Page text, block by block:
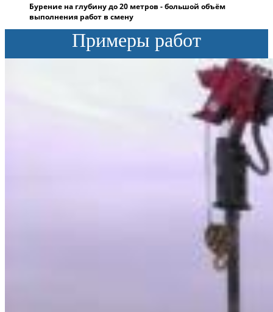
Бурение на глубину до 20 метров - большой объём
выполнения работ в смену
Примеры работ